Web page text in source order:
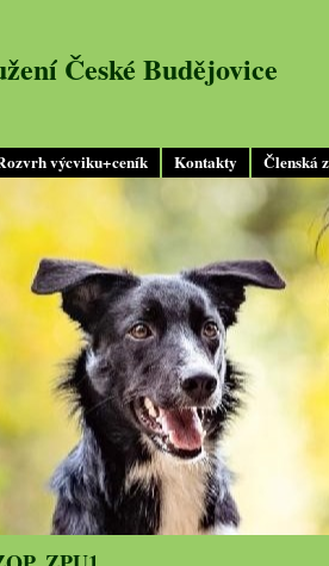
výcviku+ceník Kontakty Členská
České Budějovice